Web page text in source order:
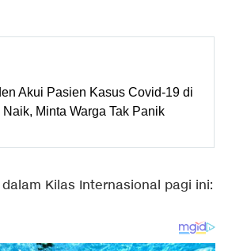
Akui Pasien Kasus Covid-19 di
Naik, Minta Warga Tak Panik
Kilas Internasional pagi ini: